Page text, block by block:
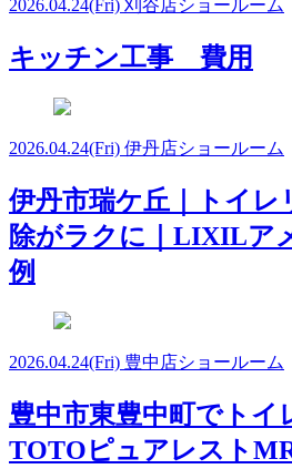
2026.04.24(Fri) 刈谷店ショールーム
キッチン工事 費用
2026.04.24(Fri) 伊丹店ショールーム
伊丹市瑞ケ丘｜トイレ
除がラクに｜LIXILア
例
2026.04.24(Fri) 豊中店ショールーム
豊中市東豊中町でトイ
TOTOピュアレスト